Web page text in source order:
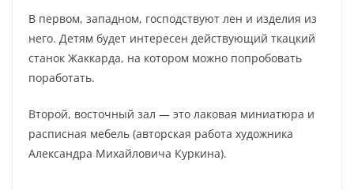
В первом, западном, господствуют лен и изделия из
него. Детям будет интересен действующий ткацкий
станок Жаккарда, на котором можно попробовать
поработать.
Второй, восточный зал — это лаковая миниатюра и
расписная мебель (авторская работа художника
Александра Михайловича Куркина).